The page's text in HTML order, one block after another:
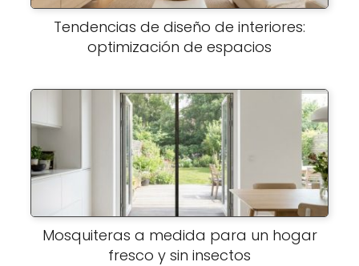
Tendencias de diseño de interiores:
optimización de espacios
Mosquiteras a medida para un hogar
fresco y sin insectos